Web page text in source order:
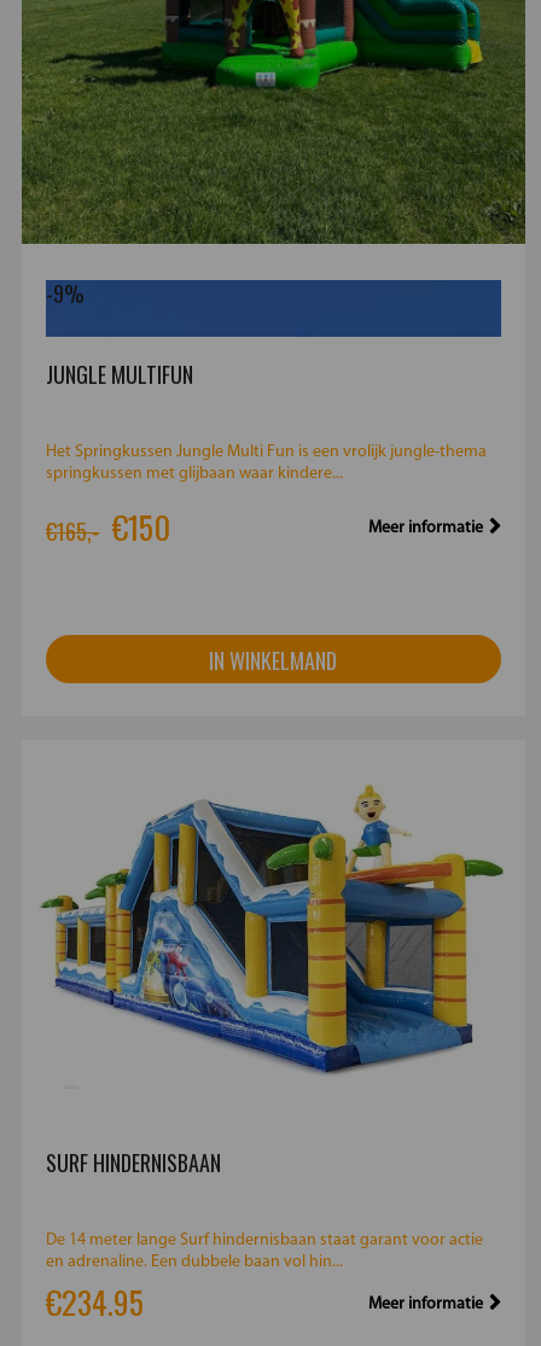
-9%
JUNGLE MULTIFUN
Het Springkussen Jungle Multi Fun is een vrolijk jungle-thema
springkussen met glijbaan waar kindere...
€165,- €150 Meer informatie
IN WINKELMAND
SURF HINDERNISBAAN
De 14 meter lange Surf hindernisbaan staat garant voor actie
en adrenaline. Een dubbele baan vol hin...
€234.95 Meer informatie